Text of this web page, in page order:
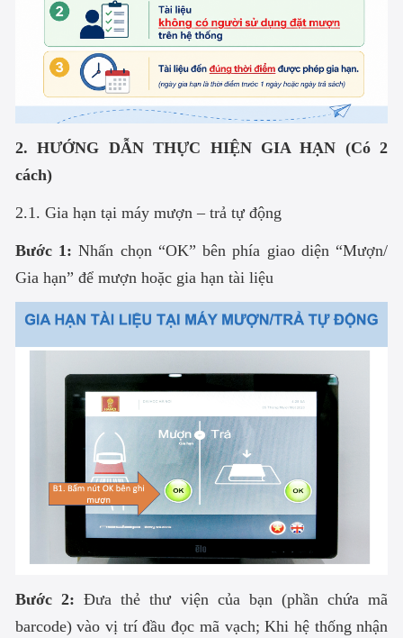
2. HƯỚNG DẪN THỰC HIỆN GIA HẠN (Có 2
cách)
2.1. Gia hạn tại máy mượn – trả tự động
Bước 1:Nhấn chọn “OK” bên phía giao diện “Mượn/
Gia hạn” để mượn hoặc gia hạn tài liệu
Bước 2:Đưa thẻ thư viện của bạn (phần chứa mã
barcode) vào vị trí đầu đọc mã vạch;Khi hệ thống nhận